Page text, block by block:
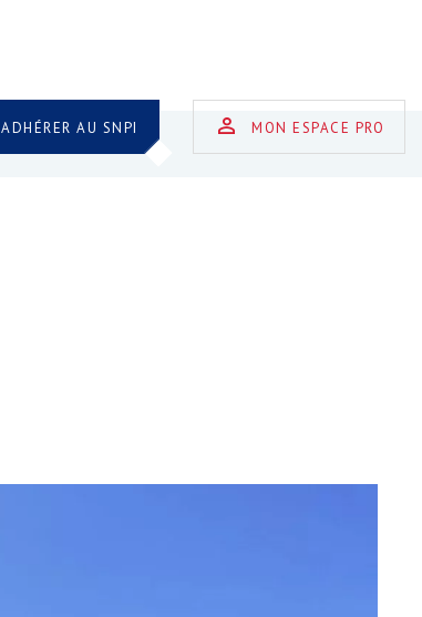
ADHÉRER AU SNPI MON ESPACE PRO